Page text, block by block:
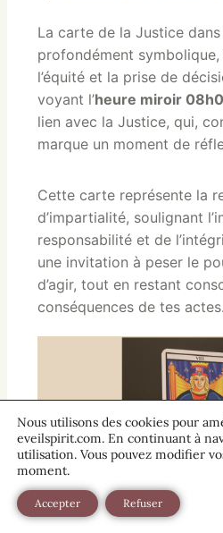
La carte de la Justice
profondément symbolique,
l’équité et la prise de
voyant l’heure miroir
lien avec la Justice, qui,
marque un moment de
Cette carte représente la
d’impartialité, soulignant
responsabilité et de
une invitation à peser le
d’agir, tout en restant
conséquences de tes actes.
Nous utilisons des cookies pour
eveilspirit.com. En continuant à
utilisation. Vous pouvez modifier
moment.
Accepter Refuser